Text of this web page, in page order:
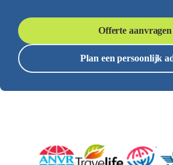
Offerte aanvragen
Plan een persoonlijk